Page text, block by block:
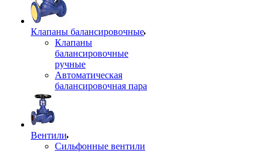
Клапаны балансировочные
Клапаны
балансировочные
ручные
Автоматическая
балансировочная пара
Вентили
Сильфонные вентили